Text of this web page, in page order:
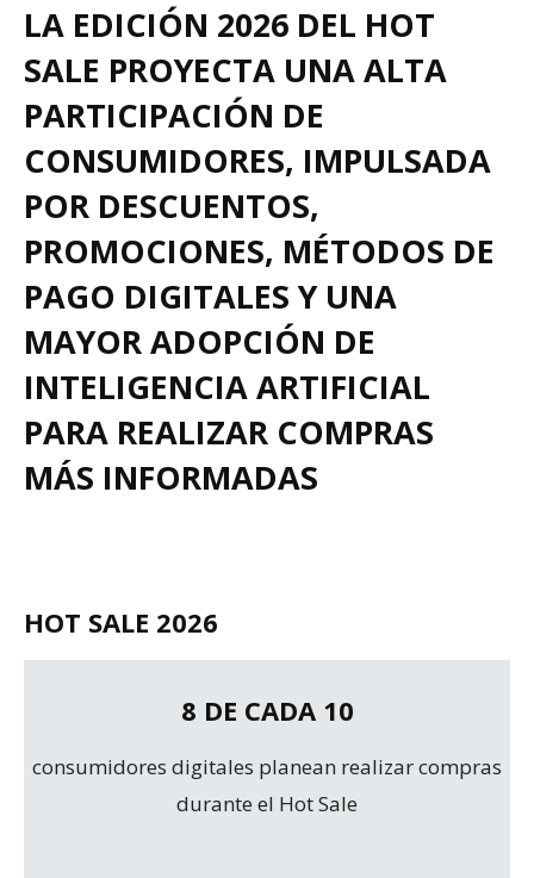
LA EDICIÓN 2026 DEL HOT
SALE PROYECTA UNA ALTA
PARTICIPACIÓN DE
CONSUMIDORES, IMPULSADA
POR DESCUENTOS,
PROMOCIONES, MÉTODOS DE
PAGO DIGITALES Y UNA
MAYOR ADOPCIÓN DE
INTELIGENCIA ARTIFICIAL
PARA REALIZAR COMPRAS
MÁS INFORMADAS
HOT SALE 2026
8 DE CADA 10
consumidores digitales planean realizar compras
durante el Hot Sale